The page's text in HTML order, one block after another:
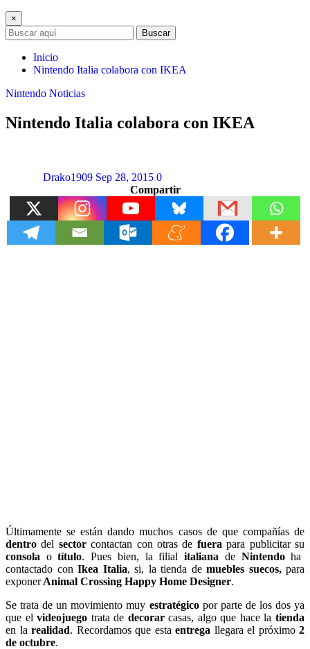
×
Buscar
Inicio
Nintendo Italia colabora con IKEA
Nintendo Noticias
Nintendo Italia colabora con IKEA
Drako1909 Sep 28, 2015 0
Compartir
Últimamente se están dando muchos casos de que compañías de
dentro del sectorcontactan con otras de fuera para publicitar su
consola otítulo. Pues bien, la filialitaliana deNintendoha
contactado con Ikea Italia, si, la tienda de muebles suecos, para
exponerAnimal Crossing Happy Home Designer.
Se trata de un movimiento muy estratégicopor parte de los dos ya
que elvideojuego trata de decorarcasas, algo que hace la tienda
en la realidad. Recordamos que esta entrega llegara el próximo 2
de octubre.